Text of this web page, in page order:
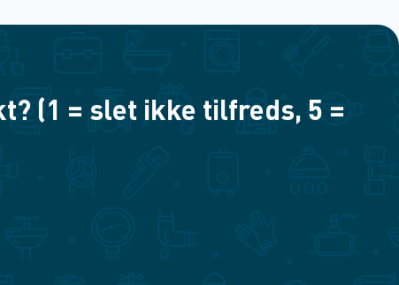
(1 = slet ikke tilfreds, 5 =